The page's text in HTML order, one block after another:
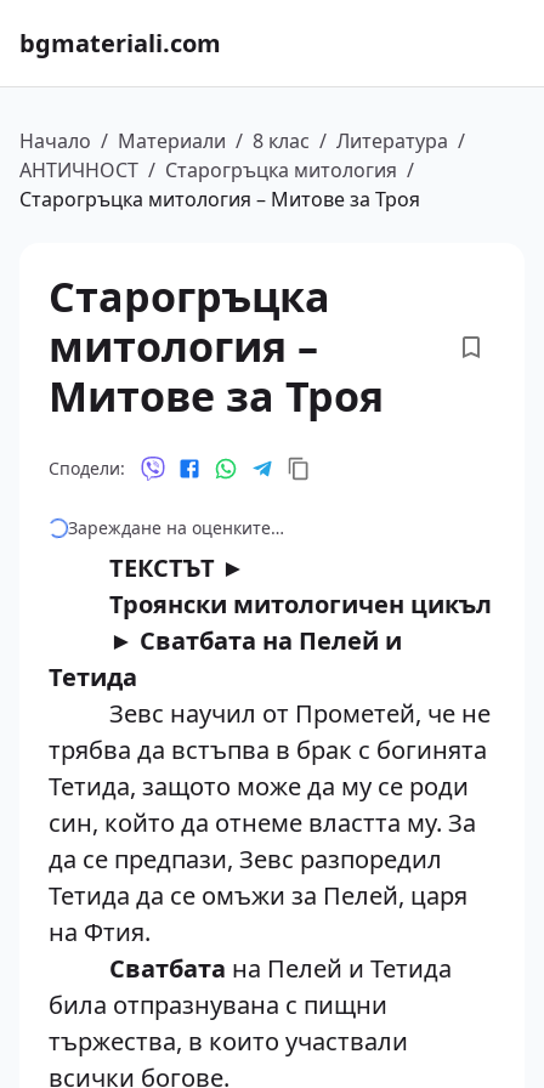
bgmateriali.com
Начало / Материали / 8 клас / Литература /
АНТИЧНОСТ / Старогръцка митология /
Старогръцка митология – Митове за Троя
Старогръцка
митология –
Митове за Троя
Сподели:
Зареждане на оценките…
ТЕКСТЪТ ►
Троянски митологичен цикъл
► Сватбата на Пелей и
Тетида
Зевс научил от Прометей, че не
трябва да встъпва в брак с богинята
Тетида, защото може да му се роди
син, който да отнеме властта му. За
да се предпази, Зевс разпоредил
Тетида да се омъжи за Пелей, царя
на Фтия.
Сватбата на Пелей и Тетида
била отпразнувана с пищни
тържества, в които участвали
всички богове.